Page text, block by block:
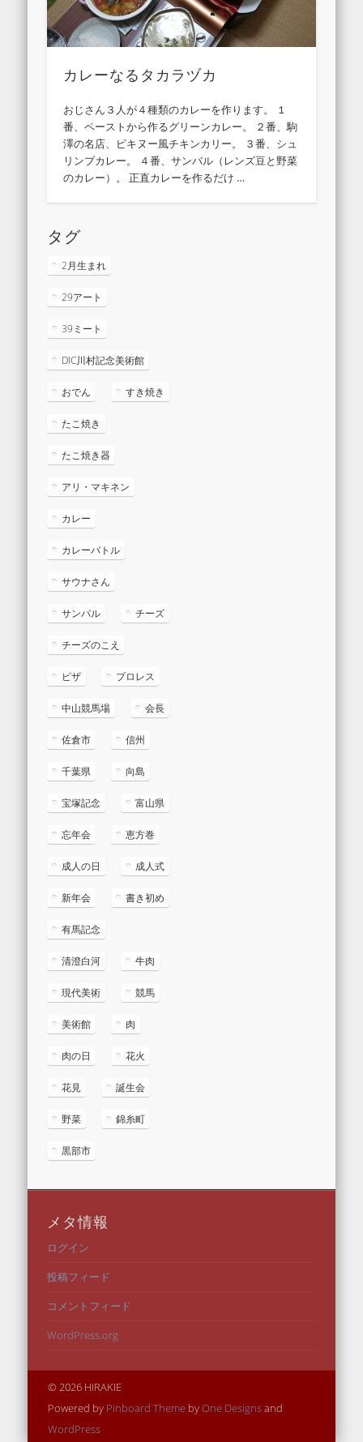
カレーなるタカラヅカ
おじさん３人が４種類のカレーを作ります。 １
番、ペーストから作るグリーンカレー。 ２番、駒
澤の名店、ピキヌー風チキンカリー。 ​３番、シュ
リンプカレー。 ４番、サンバル（レンズ豆と野菜
のカレー）​。 正直カレーを作るだけ …
タグ
2月生まれ
29アート
39ミート
DIC川村記念美術館
おでん すき焼き
たこ焼き
たこ焼き器
アリ・マキネン
カレー
カレーバトル
サウナさん
サンバル チーズ
チーズのこえ
ピザ プロレス
中山競馬場 会長
佐倉市 信州
千葉県 向島
宝塚記念 富山県
忘年会 恵方巻
成人の日 成人式
新年会 書き初め
有馬記念
清澄白河 牛肉
現代美術 競馬
美術館 肉
肉の日 花火
花見 誕生会
野菜 錦糸町
黒部市
メタ情報
ログイン
投稿フィード
コメントフィード
WordPress.org
© 2026 HIRAKIE
Powered by Pinboard ThemebyOne Designsand
WordPress